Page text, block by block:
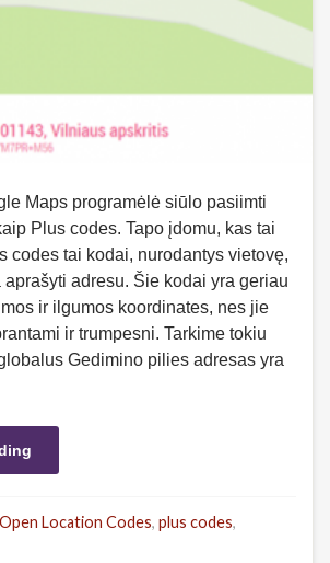
Maps programėlė siūlo pasiimti
Plus codes. Tapo įdomu, kas tai
codes tai kodai, nurodantys vietovę,
adresu. Šie kodai yra geriau
ir ilgumos koordinates, nes jie
ir trumpesni. Tarkime tokiu
Gedimino pilies adresas yra
Open Location Codes, plus codes,